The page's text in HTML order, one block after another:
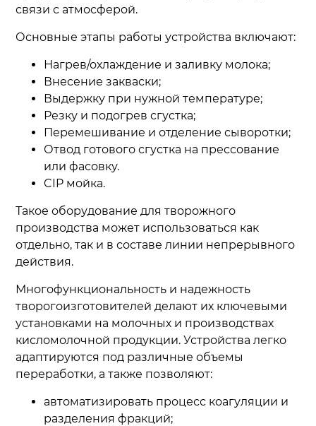
связи с атмосферой.
Основные этапы работы устройства включают:
Нагрев/охлаждение и заливку молока;
Внесение закваски;
Выдержку при нужной температуре;
Резку и подогрев сгустка;
Перемешивание и отделение сыворотки;
Отвод готового сгустка на прессование
или фасовку.
CIP мойка.
Такое оборудование для творожного
производства может использоваться как
отдельно, так и в составе линии непрерывного
действия.
Многофункциональность и надежность
творогоизготовителей делают их ключевыми
установками на молочных и производствах
кисломолочной продукции. Устройства легко
адаптируются под различные объемы
переработки, а также позволяют:
автоматизировать процесс коагуляции и
разделения фракций;